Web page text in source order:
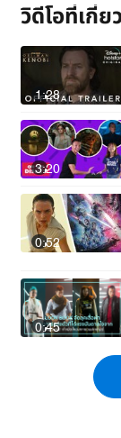
วิดีโอที่เกี่ย
1:28
3:20
0:52
0:45